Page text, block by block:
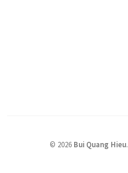
© 2026 Bui Quang Hieu.